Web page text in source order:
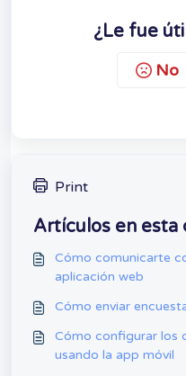
¿Le fue
No
Print
Artículos en esta
Cómo comunicarte
aplicación web
Cómo enviar
Cómo configurar los
usando la app móvil